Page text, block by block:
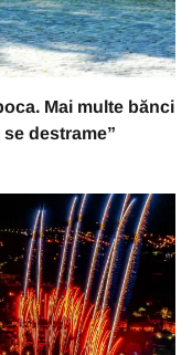
Mai multe bănci
destrame”